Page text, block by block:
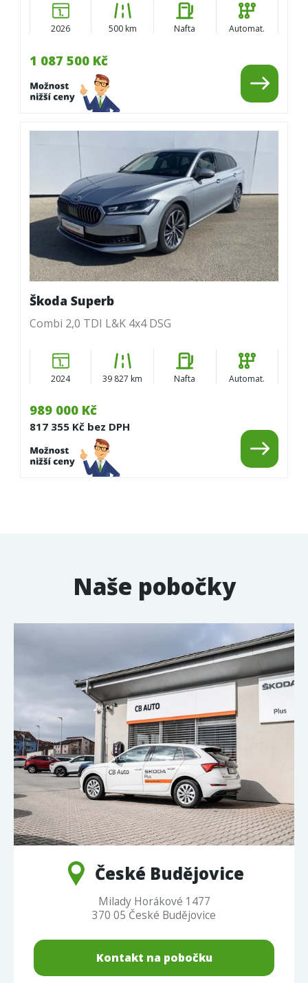
1 087 500 Kč
2026 500 km Nafta Automat.
989 000 Kč
817 355 Kč bez DPH
Škoda Superb
Combi 2,0 TDI L&K 4x4 DSG
2024 39 827 km Nafta Automat.
Naše pobočky
České Budějovice
Milady Horákové 1477
370 05 České Budějovice
Kontakt na pobočku